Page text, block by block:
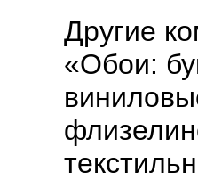
Другие
«Обои: